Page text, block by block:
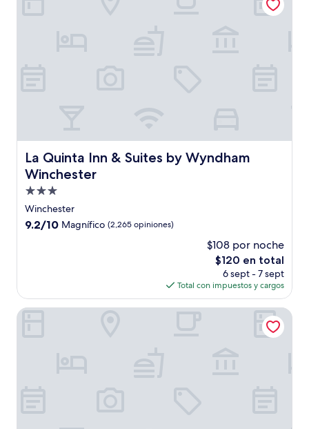
La Quinta Inn & Suites by Wyndham
Winchester
La Quinta Inn & Suites by Wyndham Winchester
Propiedad
de
3.0
Winchester
9.2
9.2/10 Magnífico (2,265 opiniones)
$108 por noche
El
precio
actual
es
de
$120 en total
6 sept - 7 sept
Total con impuestos y cargos
Relax Inn Motel